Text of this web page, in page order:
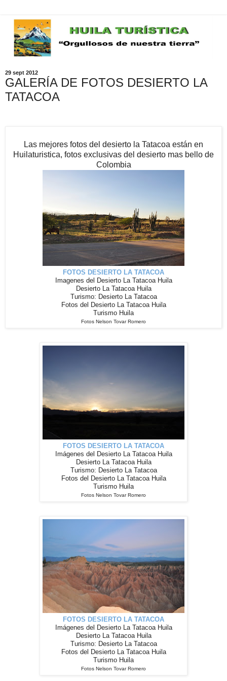
29 sept 2012
GALERÍA DE FOTOS DESIERTO LA
TATACOA
Las mejores fotos del desierto la Tatacoa están en
Huilaturistica, fotos exclusivas del desierto mas bello de
Colombia
FOTOS DESIERTO LA TATACOA
Imagenes del Desierto La Tatacoa Huila
Desierto La Tatacoa Huila
Turismo: Desierto La Tatacoa
Fotos del Desierto La Tatacoa Huila
Turismo Huila
Fotos Nelson Tovar Romero
FOTOS DESIERTO LA TATACOA
Imágenes del Desierto La Tatacoa Huila
Desierto La Tatacoa Huila
Turismo: Desierto La Tatacoa
Fotos del Desierto La Tatacoa Huila
Turismo Huila
Fotos Nelson Tovar Romero
FOTOS DESIERTO LA TATACOA
Imágenes del Desierto La Tatacoa Huila
Desierto La Tatacoa Huila
Turismo: Desierto La Tatacoa
Fotos del Desierto La Tatacoa Huila
Turismo Huila
Fotos Nelson Tovar Romero